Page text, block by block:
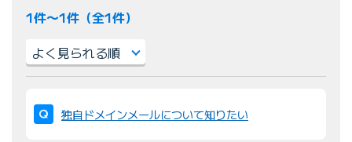
1件〜1件（全1件）
び
替
独自ドメインメールについて知りたい